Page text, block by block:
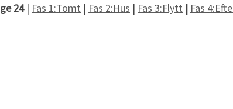
24| Fas 1:Tomt | Fas 2:Hus | Fas 3:Flytt | Fas